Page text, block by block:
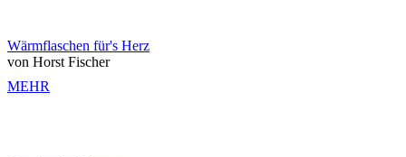
Wärmflaschen für's Herz
von Horst Fischer
MEHR